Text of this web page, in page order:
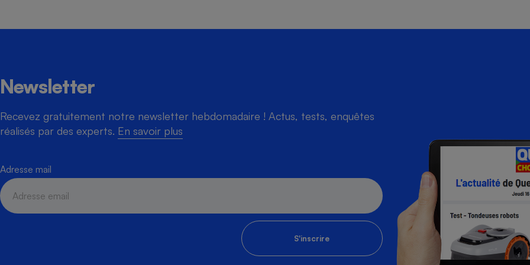
Newsletter
Recevez gratuitement notre newsletter hebdomadaire ! Actus, tests, enquêtes
réalisés par des experts. En savoir plus
Adresse mail
S'inscrire